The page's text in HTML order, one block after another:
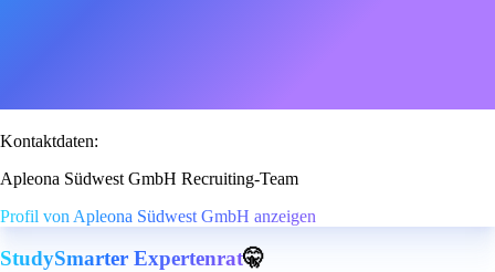
Kontaktdaten:
Apleona Südwest GmbH Recruiting-Team
Profil von Apleona Südwest GmbH anzeigen
StudySmarter Expertenrat🤫